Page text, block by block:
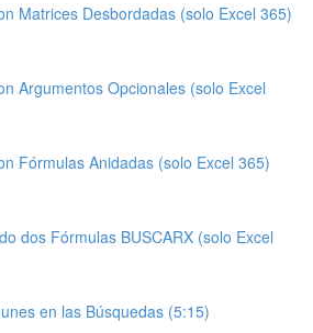
Matrices Desbordadas (solo Excel 365)
Argumentos Opcionales (solo Excel
Fórmulas Anidadas (solo Excel 365)
dos Fórmulas BUSCARX (solo Excel
en las Búsquedas (5:15)